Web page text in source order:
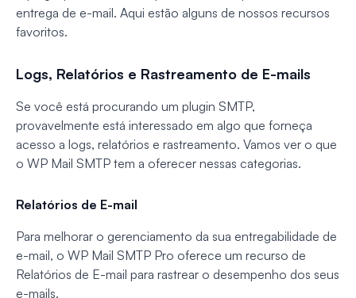
entrega de e-mail. Aqui estão alguns de nossos recursos
favoritos.
Logs, Relatórios e Rastreamento de E-mails
Se você está procurando um plugin SMTP,
provavelmente está interessado em algo que forneça
acesso a logs, relatórios e rastreamento. Vamos ver o que
o WP Mail SMTP tem a oferecer nessas categorias.
Relatórios de E-mail
Para melhorar o gerenciamento da sua entregabilidade de
e-mail, o WP Mail SMTP Pro oferece um recurso de
Relatórios de E-mail para rastrear o desempenho dos seus
e-mails.